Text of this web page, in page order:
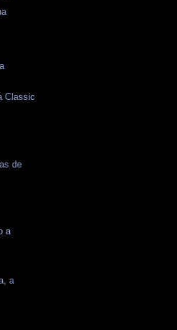
Classic
de
a
a